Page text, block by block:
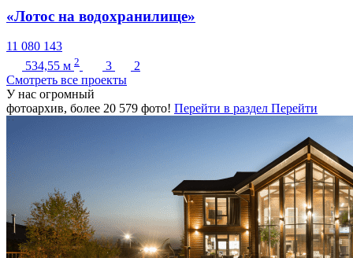
«Лотос на водохранилище»
11 080 143
534,55 м 2 3
2
Cмотреть все проекты
У нас огромный
фотоархив, более 20 579 фото! Перейти в раздел Перейти